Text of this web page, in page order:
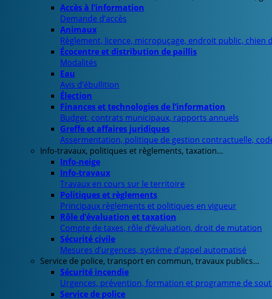
Accès à l’information
Demande d’accès
Animaux
Règlement, licence, micropuçage, endroit public, chien
Écocentre et distribution de paillis
Modalités
Eau
Avis d’ébullition
Élection
Finances et technologies de l’information
Budget, contrats municipaux, rapports annuels
Greffe et affaires juridiques
Assermentation, politique de gestion contractuelle,
Info-travaux, politiques et règlements, taxation…
Info-neige
Info-travaux
Travaux en cours sur le territoire
Politiques et règlements
Principaux règlements et politiques en vigueur
Rôle d’évaluation et taxation
Compte de taxes, rôle d’évaluation, droit de mutation
Sécurité civile
Mesures d’urgences, système d’appel automatisé
Service de police, transport en commun, travaux publics…
Sécurité incendie
Urgences, prévention, formation et programme de
Service de police